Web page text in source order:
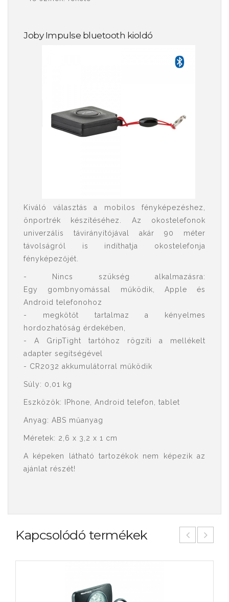
Joby Impulse bluetooth kioldó
Kiváló választás a mobilos fényképezéshez,
önportrék készítéséhez. Az okostelefonok
univerzális távirányítójával akár 90 méter
távolságról is indíthatja okostelefonja
fényképezőjét.
- Nincs szükség alkalmazásra:
Egy gombnyomással működik, Apple és
Android telefonohoz
- megkötőt tartalmaz a kényelmes
hordozhatóság érdekében,
- A GripTight tartóhoz rögzíti a mellékelt
adapter segítségével
- CR2032 akkumulátorral működik
Súly: 0,01 kg
Eszközök: IPhone, Android telefon, tablet
Anyag: ABS műanyag
Méretek: 2,6 x 3,2 x 1 cm
A képeken látható tartozékok nem képezik az
ajánlat részét!
Kapcsolódó termékek